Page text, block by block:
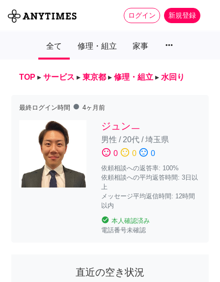
ログイン 新規登録
全て 修理・組立 家事 more_horiz
TOP ▸ サービス ▸ 東京都 ▸ 修理・組立 ▸ 水回り
最終ログイン時間 fiber_manual_record 4ヶ月前
ジュンㅡ
男性 / 20代/埼玉県
sentiment_satisfied 0 sentiment_neutral 0 sentiment_dissatisfied 0
依頼相談への返答率: 100%
依頼相談への平均返答時間: 3日以
上
メッセージ平均返信時間: 12時間
以内
check_circle 本人確認済み
電話番号未確認
直近の空き状況